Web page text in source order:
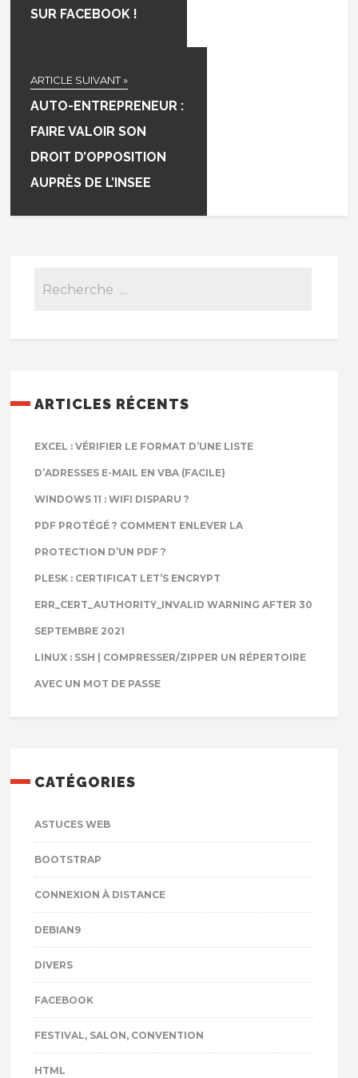
SUR FACEBOOK !
ARTICLE SUIVANT »
AUTO-ENTREPRENEUR :
FAIRE VALOIR SON
DROIT D’OPPOSITION
AUPRÈS DE L’INSEE
ARTICLES RÉCENTS
EXCEL : VÉRIFIER LE FORMAT D’UNE LISTE
D’ADRESSES E-MAIL EN VBA (FACILE)
WINDOWS 11 : WIFI DISPARU ?
PDF PROTÉGÉ ? COMMENT ENLEVER LA
PROTECTION D’UN PDF ?
PLESK : CERTIFICAT LET’S ENCRYPT
ERR_CERT_AUTHORITY_INVALID WARNING AFTER 30
SEPTEMBRE 2021
LINUX : SSH | COMPRESSER/ZIPPER UN RÉPERTOIRE
AVEC UN MOT DE PASSE
CATÉGORIES
ASTUCES WEB
BOOTSTRAP
CONNEXION À DISTANCE
DEBIAN9
DIVERS
FACEBOOK
FESTIVAL, SALON, CONVENTION
HTML